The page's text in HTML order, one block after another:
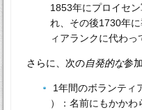
1853年にプロイセ
れ、その後1730年
ィアランクに代わっ
さらに、次の自発的な参
1年間のボランティ
）：名前にもかか